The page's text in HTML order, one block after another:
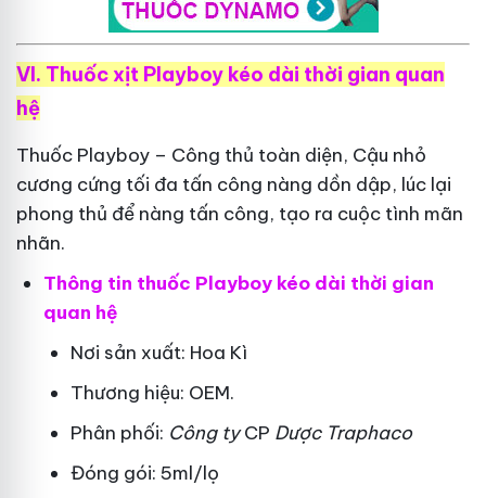
VI. Thuốc xịt Playboy kéo dài thời gian quan
hệ
Thuốc Playboy – Công thủ toàn diện, Cậu nhỏ
cương cứng tối đa tấn công nàng dồn dập, lúc lại
phong thủ để nàng tấn công, tạo ra cuộc tình mãn
nhãn.
Thông tin thuốc Playboy kéo dài thời gian
quan hệ
Nơi sản xuất: Hoa Kì
Thương hiệu: OEM.
Phân phối: Công tyCP Dược Traphaco
Đóng gói: 5ml/lọ